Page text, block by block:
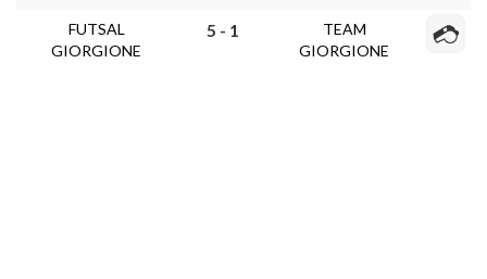
FUTSAL
GIORGIONE
5 - 1
TEAM
GIORGIONE